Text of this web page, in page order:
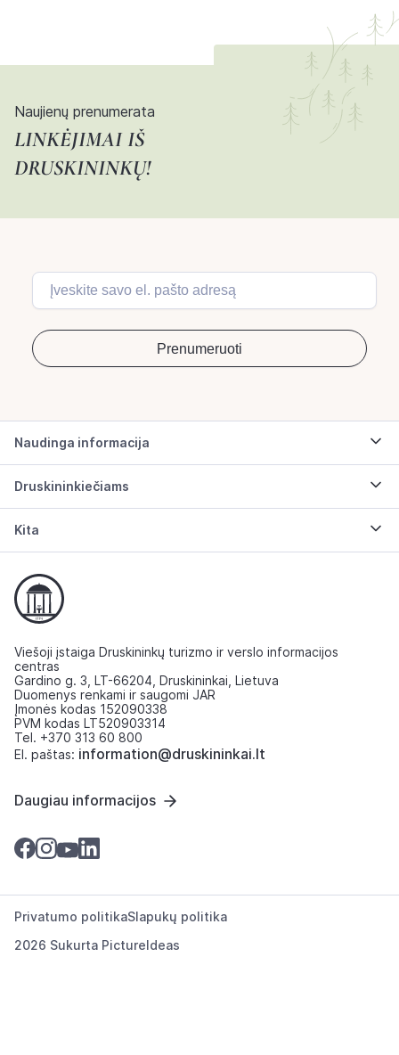
Naujienų prenumerata
LINKĖJIMAI IŠ
DRUSKININKŲ!
Naudinga informacija
Druskininkiečiams
Kita
Viešoji įstaiga Druskininkų turizmo ir verslo informacijos
centras
Gardino g. 3, LT-66204, Druskininkai, Lietuva
Duomenys renkami ir saugomi JAR
Įmonės kodas 152090338
PVM kodas LT520903314
Tel. +370 313 60 800
El. paštas: information@druskininkai.lt
Daugiau informacijos
2026 Sukurta PictureIdeas
Privatumo politikaSlapukų politika